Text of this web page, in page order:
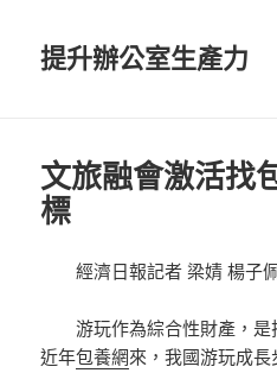
提升辦公室生產力
文旅融會激活找
標
經濟日報記者 梁婧 楊子
游玩作為綜合性財產，是
近年包養網來，我國游玩成